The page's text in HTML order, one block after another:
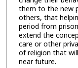
them to the new
others, that
period from
extend the
care or other
of religion that
near future.